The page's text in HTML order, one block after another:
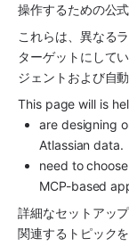
操作するための公式
これらは、異なる
ターゲットにして
ジェントおよび自
This page will is
are designing
Atlassian data.
need to
MCP-based
詳細なセットアッ
関連するトピック